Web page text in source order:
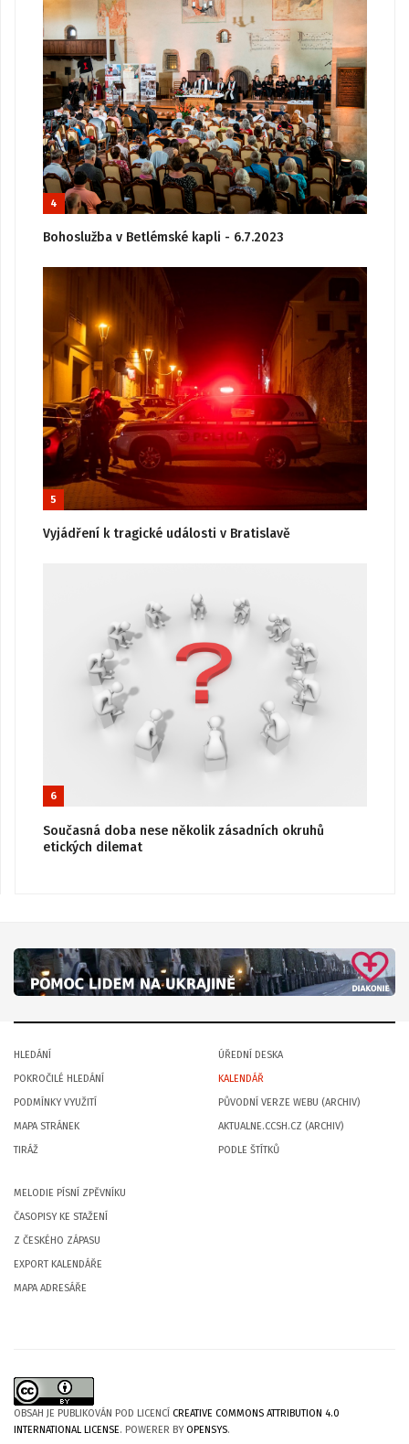
4
Bohoslužba v Betlémské kapli - 6.7.2023
5
Vyjádření k tragické události v Bratislavě
6
Současná doba nese několik zásadních okruhů
etických dilemat
HLEDÁNÍ
POKROČILÉ HLEDÁNÍ
PODMÍNKY VYUŽITÍ
MAPA STRÁNEK
TIRÁŽ
ÚŘEDNÍ DESKA
KALENDÁŘ
PŮVODNÍ VERZE WEBU (ARCHIV)
AKTUALNE.CCSH.CZ (ARCHIV)
PODLE ŠTÍTKŮ
MELODIE PÍSNÍ ZPĚVNÍKU
ČASOPISY KE STAŽENÍ
Z ČESKÉHO ZÁPASU
EXPORT KALENDÁŘE
MAPA ADRESÁŘE
OBSAH JE PUBLIKOVÁN POD LICENCÍ CREATIVE COMMONS ATTRIBUTION 4.0
INTERNATIONAL LICENSE. POWERER BYOPENSYS.